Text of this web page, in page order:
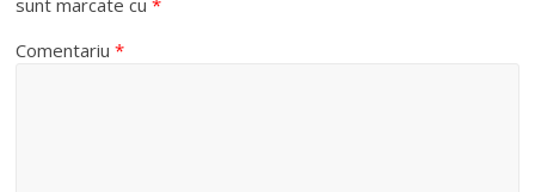
sunt marcate cu*
Comentariu*